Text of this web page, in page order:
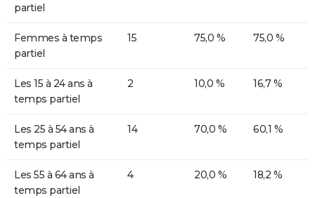
partiel
Femmes à temps
partiel
15 75,0 % 75,0 %
Les 15 à 24 ans à
temps partiel
2 10,0 % 16,7 %
Les 25 à 54 ans à
temps partiel
14 70,0 % 60,1 %
Les 55 à 64 ans à
temps partiel
4 20,0 % 18,2 %